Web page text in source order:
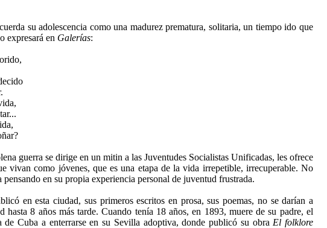
su adolescencia como una madurez prematura, solitaria, un tiempo ido que
expresará en Galerías:
guerra se dirige en un mitin a las Juventudes Socialistas Unificadas, les ofrece
vivan como jóvenes, que es una etapa de la vida irrepetible, irrecuperable. No
pensando en su propia experiencia personal de juventud frustrada.
en esta ciudad, sus primeros escritos en prosa, sus poemas, no se darían a
hasta 8 años más tarde. Cuando tenía 18 años, en 1893, muere de su padre, el
de Cuba a enterrarse en su Sevilla adoptiva, donde publicó su obra El folklore